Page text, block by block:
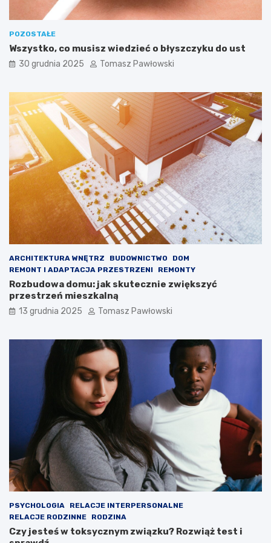
P
l
a
f
f
POZOSTAŁE
Wszystko, co musisz wiedzieć o błyszczyku do ust
30 grudnia 2025 Tomasz Pawłowski
ARCHITEKTURA WNĘTRZ BUDOWNICTWO
DOM
REMONT I ADAPTACJA PRZESTRZENI
REMONTY
Rozbudowa domu: jak skutecznie zwiększyć
przestrzeń mieszkalną
13 grudnia 2025 Tomasz Pawłowski
PSYCHOLOGIA
RELACJE INTERPERSONALNE
RELACJE RODZINNE
RODZINA
Czy jesteś w toksycznym związku? Rozwiąż test i